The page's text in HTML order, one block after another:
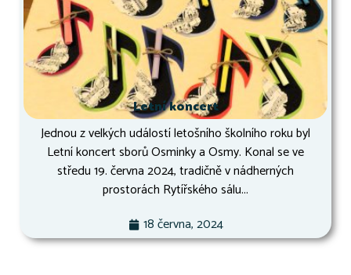
Letní koncert
Jednou z velkých událostí letošního školního roku byl
Letní koncert sborů Osminky a Osmy. Konal se ve
středu 19. června 2024, tradičně v nádherných
prostorách Rytířského sálu...
18 června, 2024